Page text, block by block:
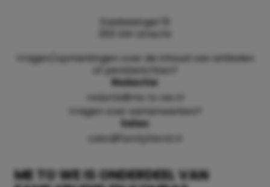
ME TO WE IS ONDERDEEL VAN
Daalsesingel 51
3511 SW Utrecht
Vragen/opmerkingen over de inhoud van artikelen
of persberichten?
Redactie:
redactie@me-to-we.nl
Vragen over samenwerken?
Sales:
sales@familyblend.nl